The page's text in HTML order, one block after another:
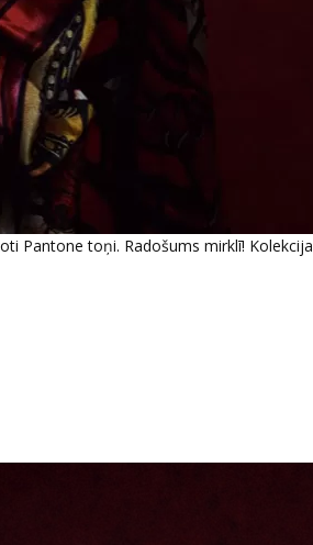
Pantone toņi. Radošums mirklī! Kolekcija